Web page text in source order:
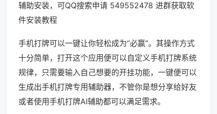
辅助安装，可QQ搜索申请 549552478 进群获取软
件安装教程
手机打牌可以一键让你轻松成为“必赢”。其操作方式
十分简单，打开这个应用便可以自定义手机打牌系统
规律，只需要输入自己想要的开挂功能，一键便可以
生成出手机打牌专用辅助器，不管你是想分享给好友
或者使用手机打牌AI辅助都可以满足需求。